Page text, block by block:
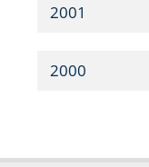
2001
2000